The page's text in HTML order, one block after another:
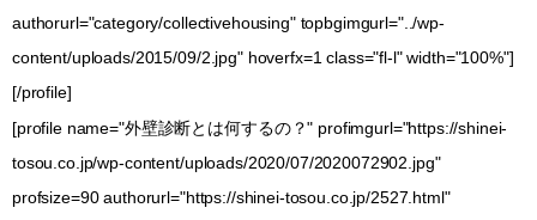
authorurl="category/collectivehousing" topbgimgurl="../wp-
content/uploads/2015/09/2.jpg" hoverfx=1 class="fl-l" width="100%"]
[/profile]
[profile name="外壁診断とは何するの？" profimgurl="https://shinei-
tosou.co.jp/wp-content/uploads/2020/07/2020072902.jpg"
profsize=90 authorurl="https://shinei-tosou.co.jp/2527.html"